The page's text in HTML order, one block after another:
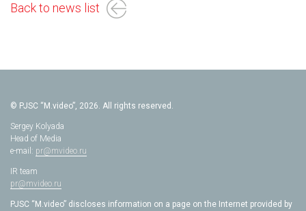
Back to news list
© PJSC “M.video”, 2026. All rights reserved.
Sergey Kolyada
Head of Media
e-mail: pr@mvideo.ru
IR team
pr@mvideo.ru
PJSC “M.video” discloses information on a page on the Internet provided by